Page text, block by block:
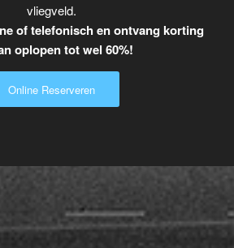
vliegveld.
of telefonisch en ontvang korting
oplopen tot wel 60%!
Online Reserveren